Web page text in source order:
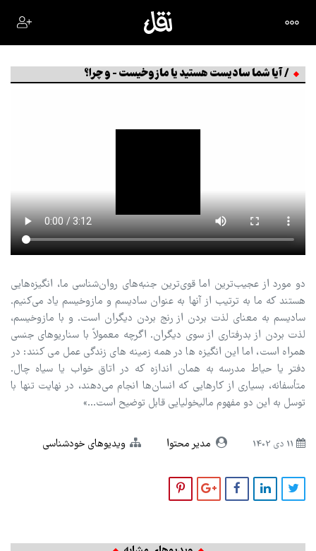
/ آیا شما سادیست هستید یا مازوخیست - و چرا؟
دو مورد از عجیب‌ترین اما قوی‌ترین جنبه‌های روان‌شناسی ما، انگیزه‌هایی
هستند که ما به ترتیب از آنها به عنوان سادیسم و مازوخیسم یاد می‌کنیم.
سادیسم به معنای لذت بردن از رنج بردن دیگران است. و با مازوخیسم،
لذت بردن از بدرفتاری از سوی دیگران. اگرچه معمولاً با سناریوهای جنسی
همراه است، اما این انگیزه ها در همه زمینه های زندگی عمل می کنند: در
دفتر یا حیاط مدرسه به همان اندازه که در اتاق خواب یا سیاه چال.
متأسفانه، بسیاری از کارهایی که انسان‌ها انجام می‌دهند، در نهایت تنها با
توسل به این دو مفهوم مالیخولیایی قابل توضیح است…»
مدیر محتوا ویدیوهای خودشناسی